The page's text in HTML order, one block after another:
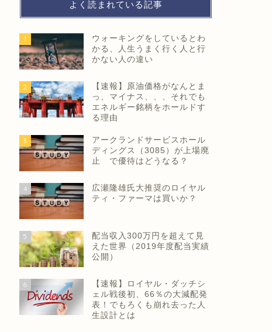
よく読まれている記事
1
ウォーキングをしているとわ
かる、人生うまく行く人と行
かない人の違い
2
【速報】原油価格がなんとま
っ、マイナス、、、それでも
エネルギー銘柄をホールドす
る理由
3
アークランドサービスホール
ディングス（3085）が上場廃
止 で優待はどうなる？
4
広瀬隆雄氏大推奨のロイヤル
ティ・ファーマは買いか？
5
配当収入300万円を超えて見
えた世界（2019年度配当実績
公開）
6
【速報】ロイヤル・ダッチシ
ェル戦後初、66％の大減配発
表！でもろくも崩れ去った人
生設計とは